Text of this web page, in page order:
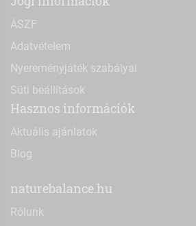
ÁSZF
Adatvételem
Nyereményjáték szabályai
Süti beállítások
Hasznos információk
Aktuális ajánlatok
Blog
naturebalance.hu
Rólunk